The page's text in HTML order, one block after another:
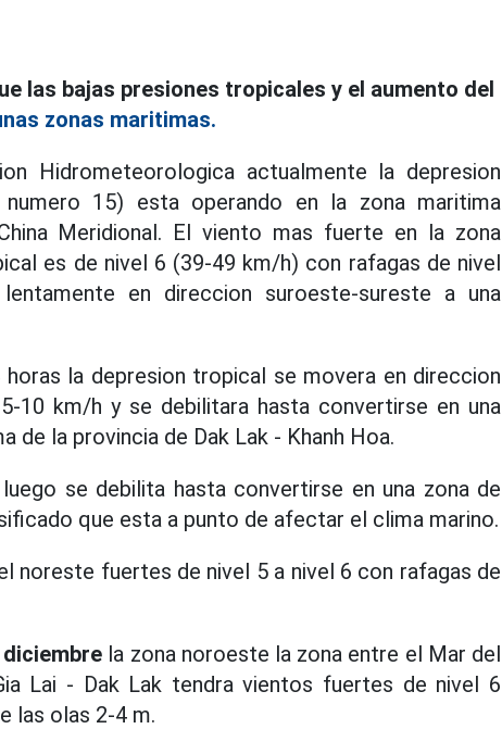
las bajas presiones tropicales y el aumento del
zonas maritimas.
Hidrometeorologica actualmente la depresion
15) esta operando en la zona maritima
Meridional. El viento mas fuerte en la zona
es de nivel 6 (39-49 km/h) con rafagas de nivel
en direccion suroeste-sureste a una
la depresion tropical se movera en direccion
10 km/h y se debilitara hasta convertirse en una
de la provincia de Dak Lak - Khanh Hoa.
se debilita hasta convertirse en una zona de
que esta a punto de afectar el clima marino.
noreste fuertes de nivel 5 a nivel 6 con rafagas de
la zona noroeste la zona entre el Mar del
Lai - Dak Lak tendra vientos fuertes de nivel 6
las olas 2-4 m.